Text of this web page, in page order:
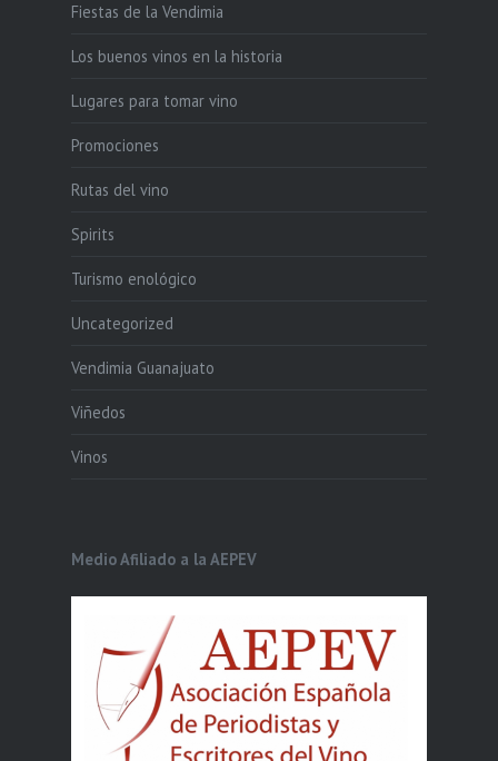
Fiestas de la Vendimia
Los buenos vinos en la historia
Lugares para tomar vino
Promociones
Rutas del vino
Spirits
Turismo enológico
Uncategorized
Vendimia Guanajuato
Viñedos
Vinos
Medio Afiliado a la AEPEV